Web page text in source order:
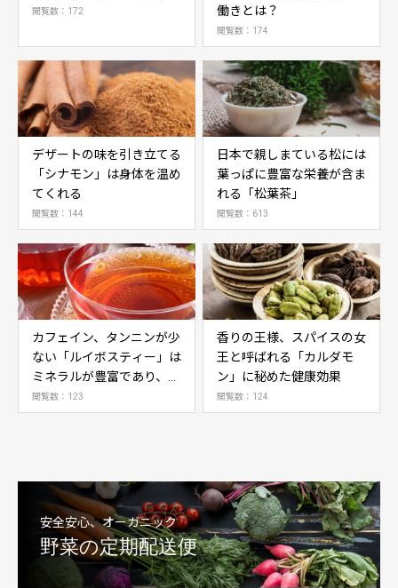
閲覧数：172
働きとは？
閲覧数：174
デザートの味を引き立てる
「シナモン」は身体を温め
てくれる
閲覧数：144
日本で親しまている松には
葉っぱに豊富な栄養が含ま
れる「松葉茶」
閲覧数：613
カフェイン、タンニンが少
ない「ルイボスティー」は
ミネラルが豊富であり、抗
酸化作用に期待
閲覧数：123
香りの王様、スパイスの女
王と呼ばれる「カルダモ
ン」に秘めた健康効果
閲覧数：124
安全安心、オーガニック
野菜の定期配送便